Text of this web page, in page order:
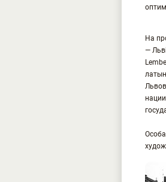
На
—